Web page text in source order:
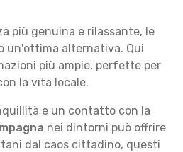
più genuina e rilassante, le
un'ottima alternativa. Qui
più ampie, perfette per
la vita locale.
e un contatto con la
nei dintorni può offrire
dal caos cittadino, questi